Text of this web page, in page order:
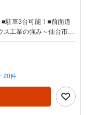
駐車3台可能！■前面道
ス工業の強み～仙台市を
豊富な不動産知識＞戸
わず不動産を取り扱っ
施設、子育て環境や行
により良い物件選びを
ポートさせていただき
社では【購入】【売
20件